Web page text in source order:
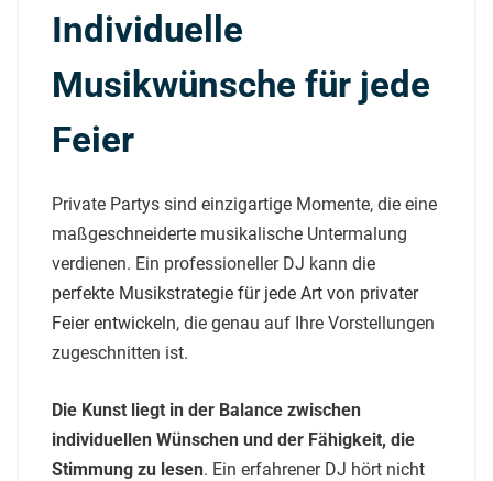
Individuelle
Musikwünsche für jede
Feier
Private Partys sind einzigartige Momente, die eine
maßgeschneiderte musikalische Untermalung
verdienen. Ein professioneller DJ kann die
perfekte Musikstrategie für jede Art von privater
Feier entwickeln, die genau auf Ihre Vorstellungen
zugeschnitten ist.
Die Kunst liegt in der Balance zwischen
individuellen Wünschen und der Fähigkeit, die
Stimmung zu lesen. Ein erfahrener DJ hört nicht